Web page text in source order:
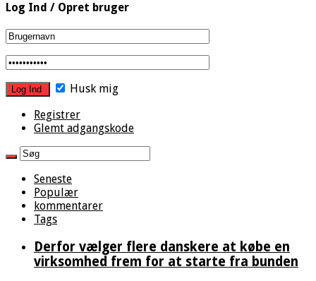
Log Ind / Opret bruger
Husk mig
Registrer
Glemt adgangskode
Seneste
Populær
kommentarer
Tags
Derfor vælger flere danskere at købe en
virksomhed frem for at starte fra bunden